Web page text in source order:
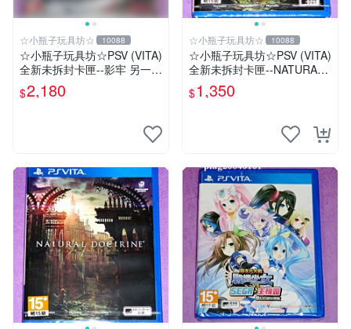
☆小瓶子玩具坊☆ 10088
☆小瓶子玩具坊☆PSV (VITA)
全新未拆封卡匣--影牢 另一名
公主 珍藏盒版 (日版)
$2,180
☆小瓶子玩具坊☆ 10088
☆小瓶子玩具坊☆PSV (VITA)
全新未拆封卡匣--NATURAL
DOCTRINE 自然教義 / 自然
教理
$1,350